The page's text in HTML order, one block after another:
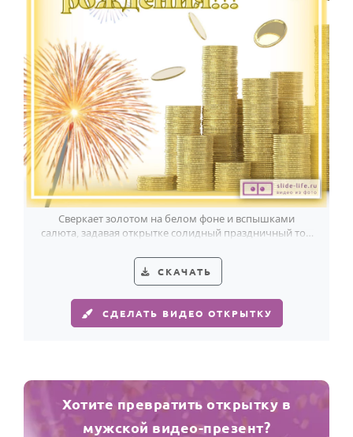
Сверкает золотом на белом фоне и вспышками
салюта, задавая открытке солидный праздничный тон
СКАЧАТЬ
СДЕЛАТЬ ВИДЕО ОТКРЫТКУ
Хотите превратить открытку в
мужской видео-презент?